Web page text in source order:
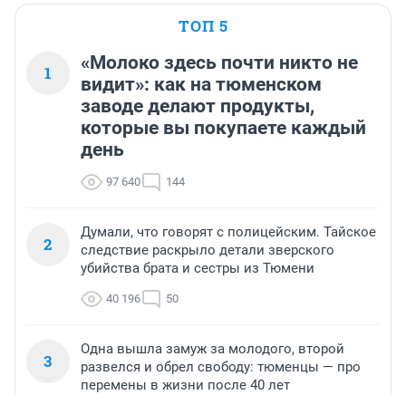
ТОП 5
1
«Молоко здесь почти никто не
видит»: как на тюменском
заводе делают продукты,
которые вы покупаете каждый
день
97 640 144
2
Думали, что говорят с полицейским. Тайское
следствие раскрыло детали зверского
убийства брата и сестры из Тюмени
40 196 50
3
Одна вышла замуж за молодого, второй
развелся и обрел свободу: тюменцы — про
перемены в жизни после 40 лет